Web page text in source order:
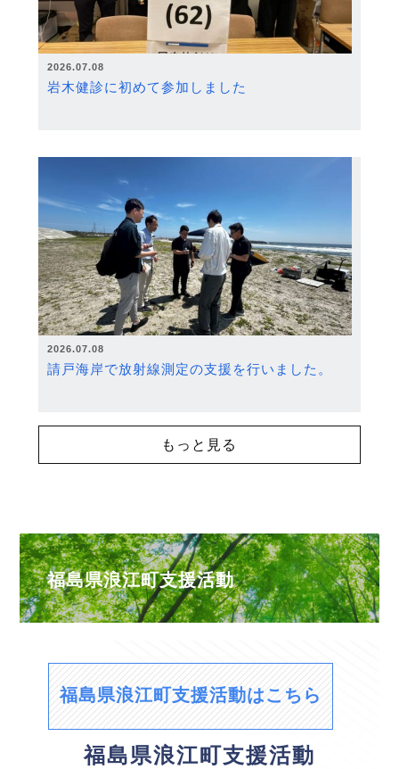
2026.07.08
岩木健診に初めて参加しました
2026.07.08
請戸海岸で放射線測定の支援を行いました。
もっと見る
福島県浪江町支援活動
福島県浪江町支援活動はこちら
福島県浪江町支援活動